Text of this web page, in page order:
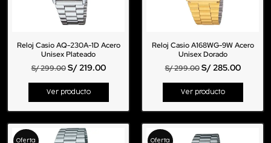
Reloj Casio AQ-230A-1D Acero
Unisex Plateado
S/299.00 S/219.00
Ver producto
Reloj Casio A168WG-9W Acero
Unisex Dorado
S/299.00 S/285.00
Ver producto
Oferta Oferta